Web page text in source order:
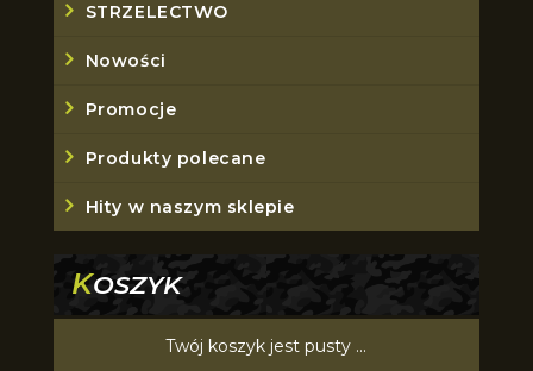
STRZELECTWO
Nowości
Promocje
Produkty polecane
Hity w naszym sklepie
KOSZYK
Twój koszyk jest pusty ...